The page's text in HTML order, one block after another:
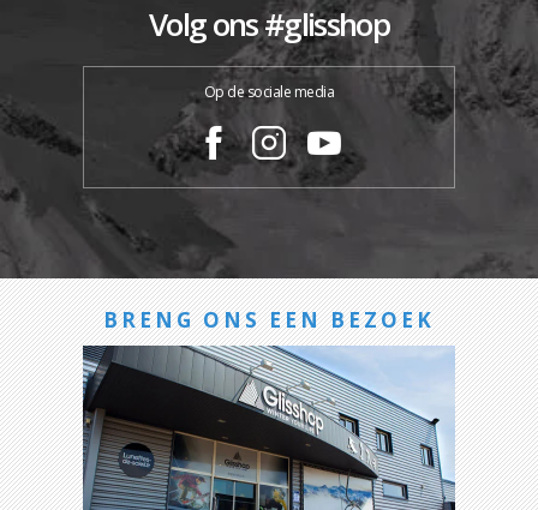
Volg ons #glisshop
Op de sociale media
BRENG ONS EEN BEZOEK